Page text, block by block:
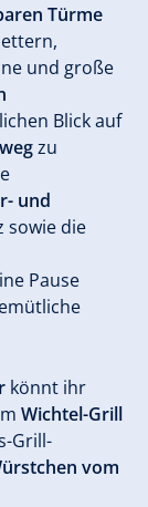
Türme
und große
Blick auf
zu
und
sowie die
Pause
könnt ihr
Wichtel-Grill
Grill-
vom